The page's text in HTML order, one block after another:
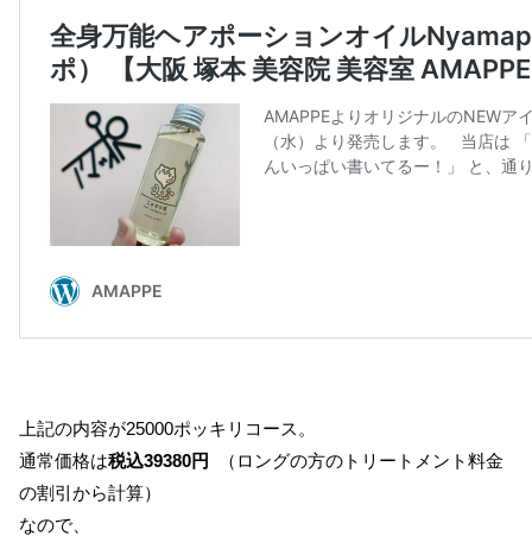
上記の内容が25000ポッキリコース。
通常価格は税込39380円
（ロングの方のトリートメント料金
の割引から計算）
なので、